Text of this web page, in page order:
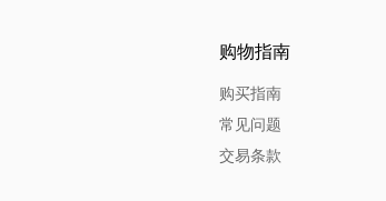
购物指南
购买指南
常见问题
交易条款